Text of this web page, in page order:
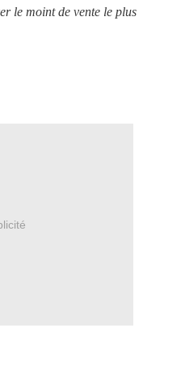
le moint de vente le plus